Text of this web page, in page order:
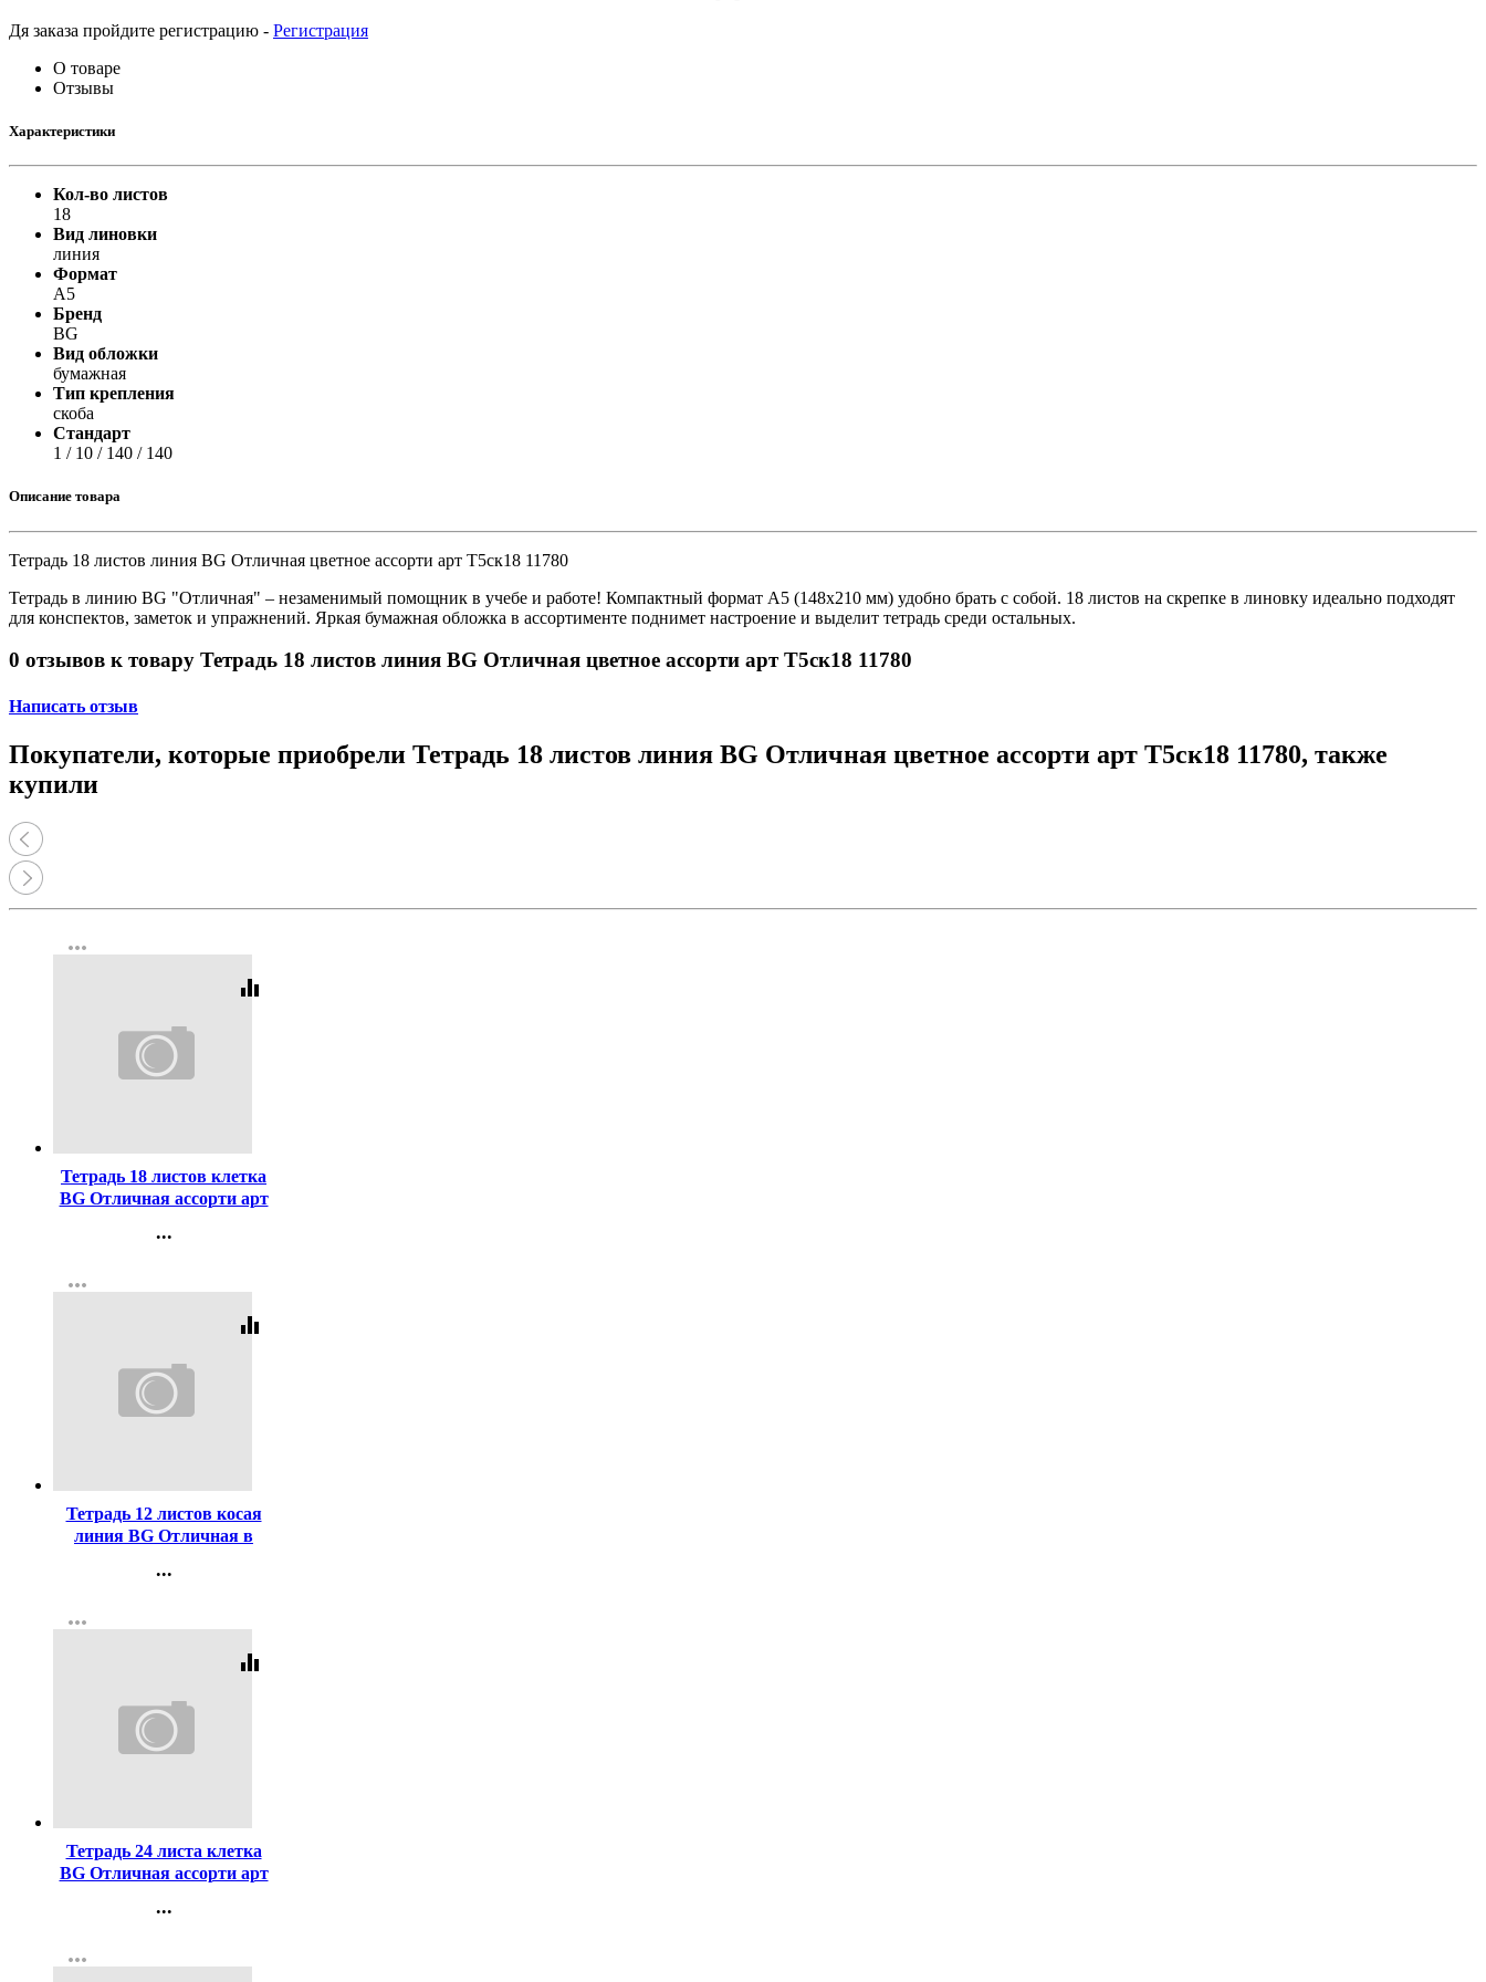
Оборудование банковское
Шредеры
Дя заказа пройдите регистрацию - Регистрация
О товаре
Отзывы
Характеристики
Кол-во листов
18
Вид линовки
линия
Формат
А5
Бренд
BG
Вид обложки
бумажная
Тип крепления
скоба
Стандарт
1 / 10 / 140 / 140
Описание товара
Тетрадь 18 листов линия BG Отличная цветное ассорти арт Т5ск18 11780
Тетрадь в линию BG "Отличная" – незаменимый помощник в учебе и работе! Компактный формат А5 (148x210 мм) удобно брать с собой. 18 листов на скрепке в линовку идеально подходят
для конспектов, заметок и упражнений. Яркая бумажная обложка в ассортименте поднимет настроение и выделит тетрадь среди остальных.
0 отзывов к товару Тетрадь 18 листов линия BG Отличная цветное ассорти арт Т5ск18 11780
Написать отзыв
Покупатели, которые приобрели Тетрадь 18 листов линия BG Отличная цветное ассорти арт Т5ск18 11780, также
купили
more_horiz
equalizer
Тетрадь 18 листов клетка
BG Отличная ассорти арт
...
Регистрация
more_horiz
equalizer
Тетрадь 12 листов косая
линия BG Отличная в
11759
...
Регистрация
more_horiz
equalizer
Тетрадь 24 листа клетка
BG Отличная ассорти арт
...
Регистрация
more_horiz